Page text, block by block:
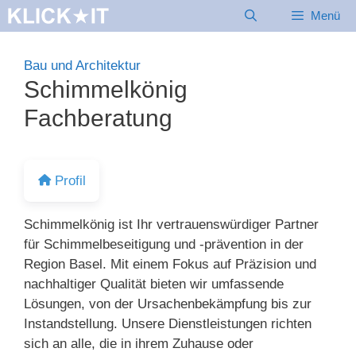
Zum
Inhalt
Menü
Bau und Architektur
Schimmelkönig
Fachberatung
Profil
Schimmelkönig ist Ihr vertrauenswürdiger Partner
für Schimmelbeseitigung und -prävention in der
Region Basel. Mit einem Fokus auf Präzision und
nachhaltiger Qualität bieten wir umfassende
Lösungen, von der Ursachenbekämpfung bis zur
Instandstellung. Unsere Dienstleistungen richten
sich an alle, die in ihrem Zuhause oder